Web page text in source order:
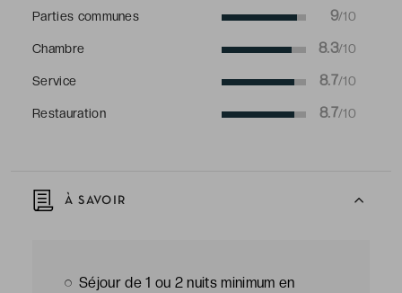
Parties communes 9/10
Chambre 8.3/10
Service 8.7/10
Restauration 8.7/10
À SAVOIR
Séjour de 1 ou 2 nuits minimum en